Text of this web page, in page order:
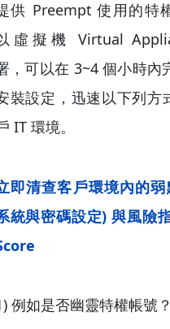
供 Preempt 使用的特
虛擬機 Virtual
，可以在 3~4 個小時內
裝設定，迅速以下列方
IT 環境。
即清查客戶環境內的
統與密碼設定) 與風險
例如是否幽靈特權帳號？